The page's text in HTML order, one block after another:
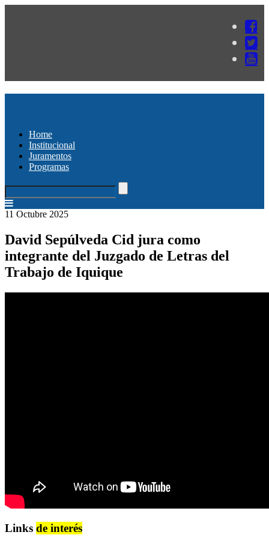
Home
Institucional
Juramentos
Programas
11 Octubre 2025
David Sepúlveda Cid jura como
integrante del Juzgado de Letras del
Trabajo de Iquique
Links de interés